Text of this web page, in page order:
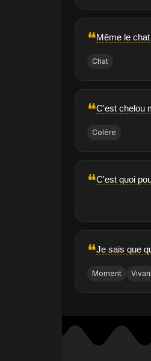
❝Même le
Chat
❝C'est chelou
Colère
❝C'est quoi
❝Je sais que
Moment